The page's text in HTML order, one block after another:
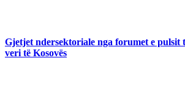
Gjetjet ndersektoriale nga forumet e pulsit
veri të Kosovës